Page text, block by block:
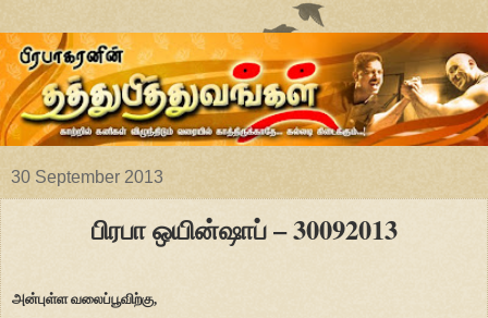
30 September 2013
பிரபா ஒயின்ஷாப் – 30092013
அன்புள்ள வலைப்பூவிற்கு,